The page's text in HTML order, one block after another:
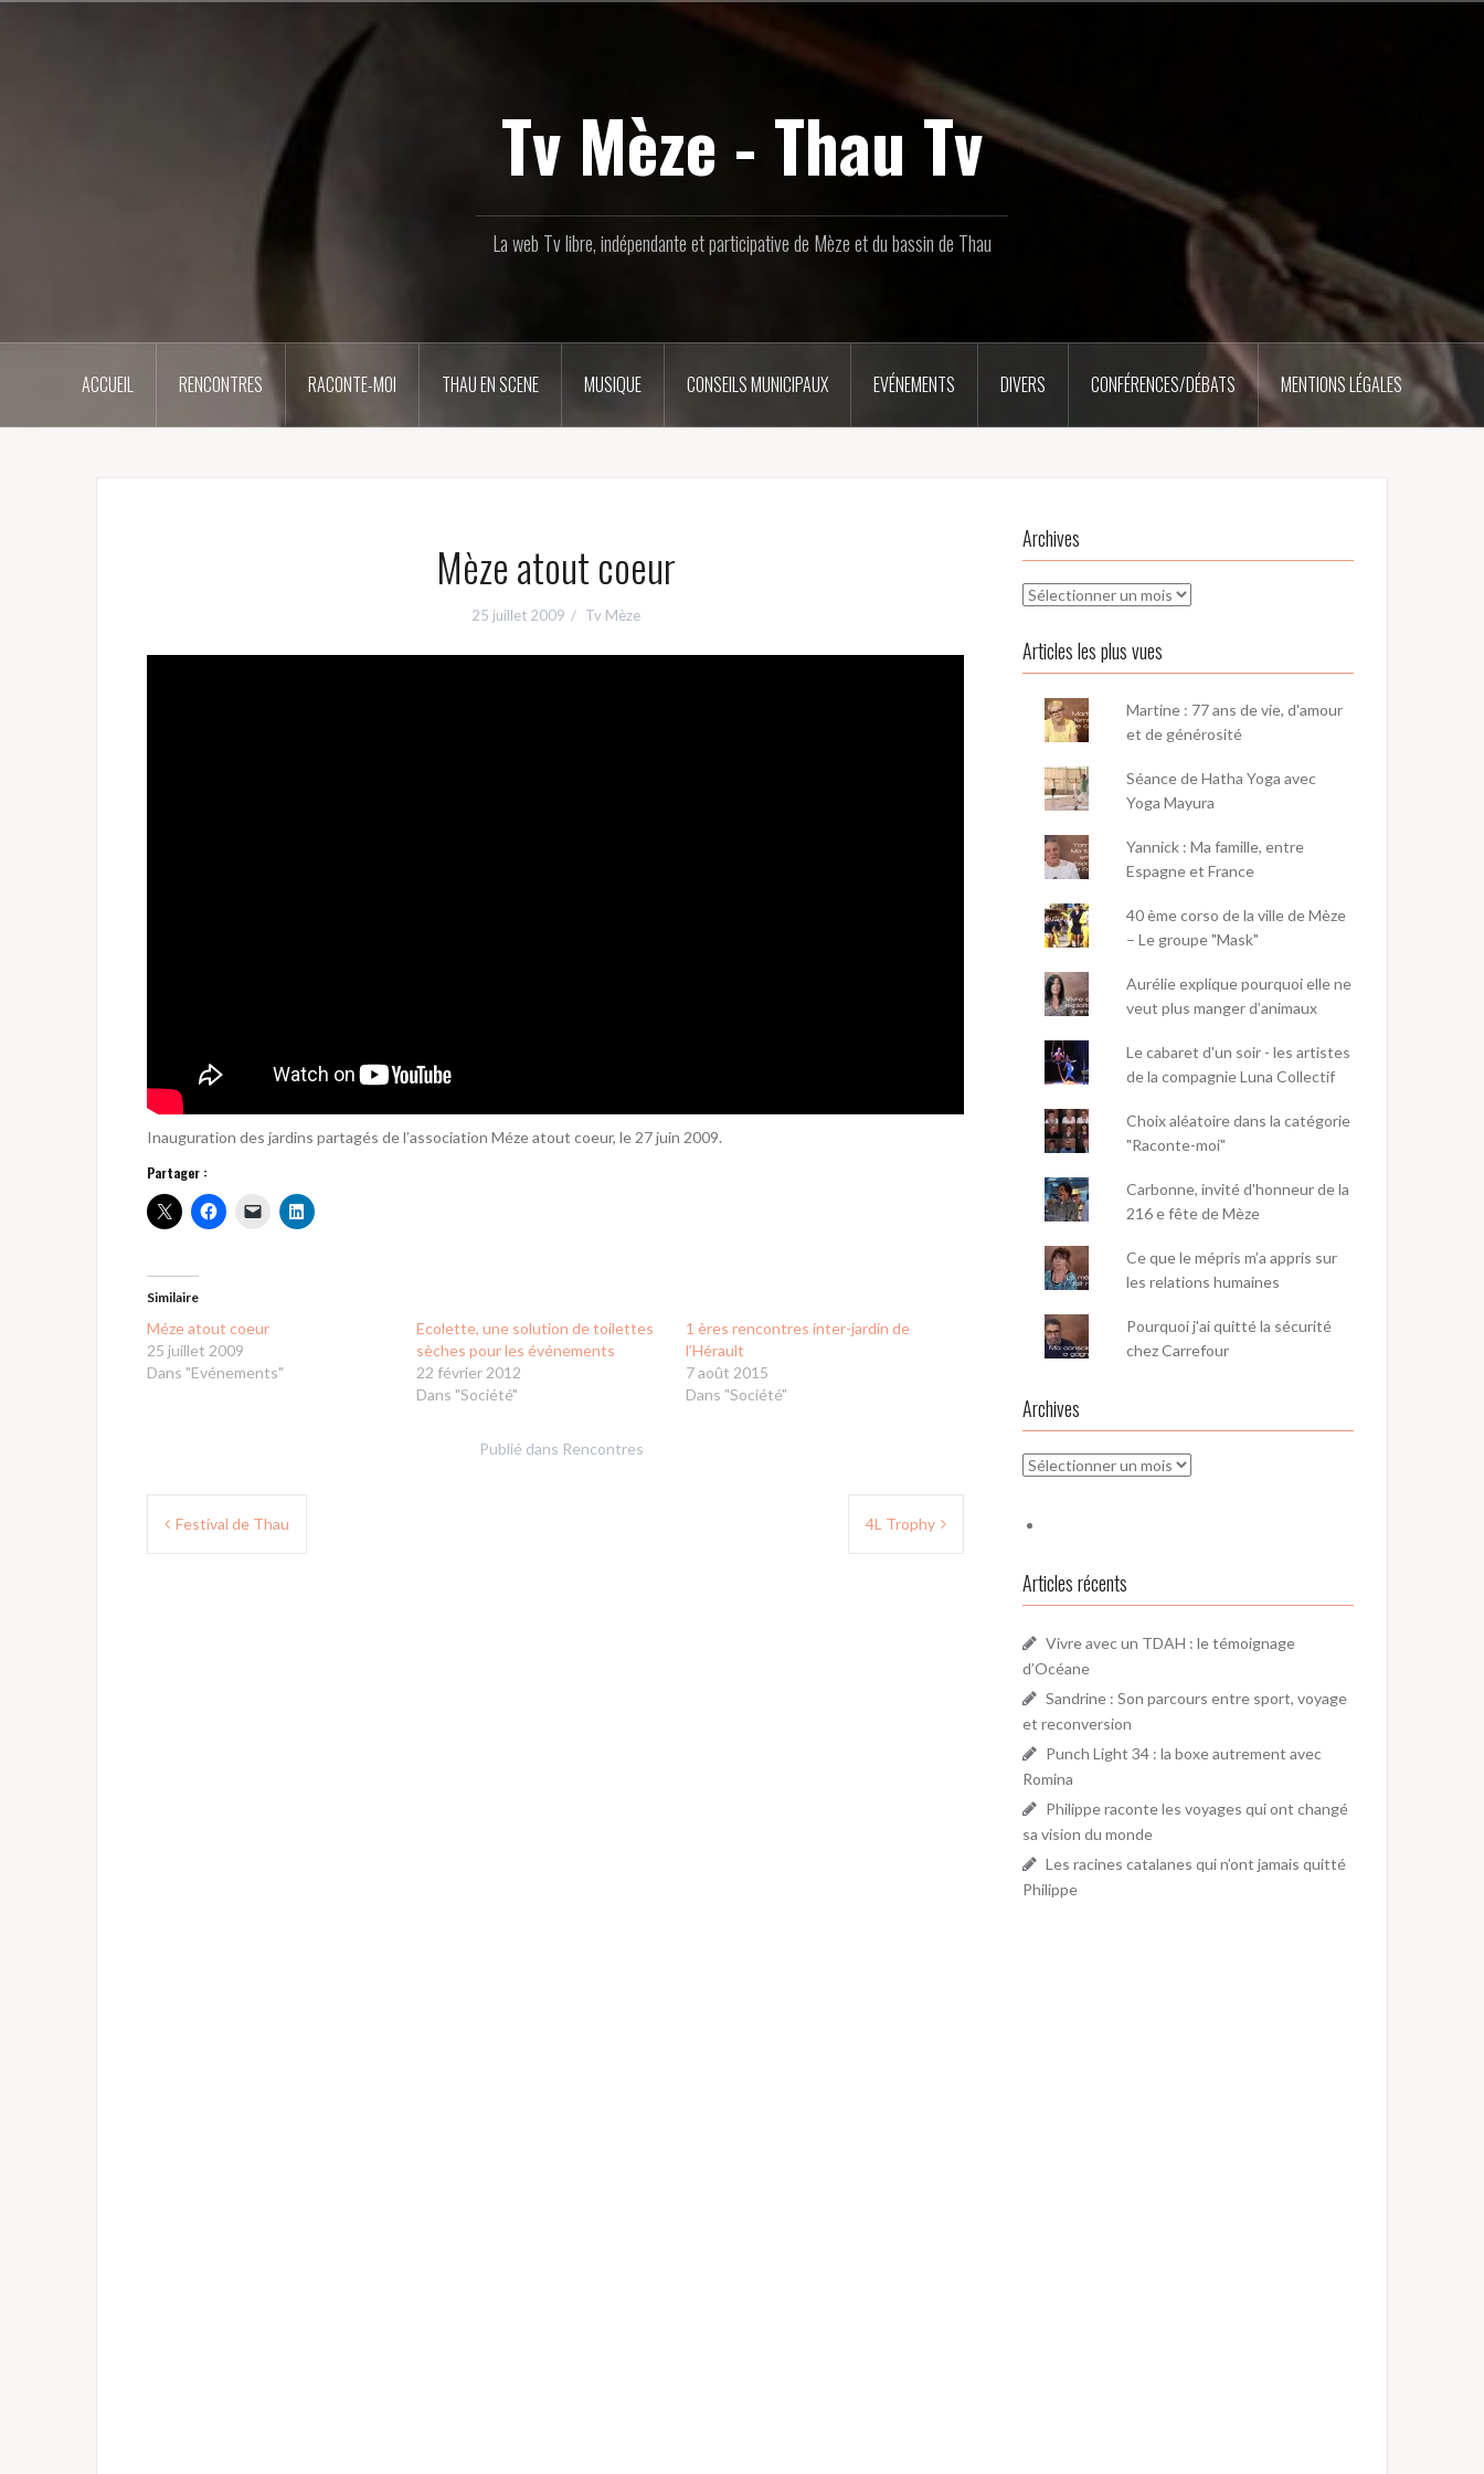
Tv Mèze - Thau Tv
La web Tv libre, indépendante et participative de Mèze et du bassin de Thau
ACCUEIL RENCONTRES RACONTE-MOI THAU EN SCENE MUSIQUE CONSEILS MUNICIPAUX EVÉNEMENTS DIVERS CONFÉRENCES/DÉBATS MENTIONS LÉGALES
Mèze atout coeur
25 juillet 2009 Tv Mèze
Inauguration des jardins partagés de l’association Méze atout coeur, le 27 juin 2009.
Partager :
Similaire
Méze atout coeur
25 juillet 2009
Dans "Evénements"
Ecolette, une solution de toilettes
sèches pour les événements
22 février 2012
Dans "Société"
1 ères rencontres inter-jardin de
l’Hérault
7 août 2015
Dans "Société"
Publié dans Rencontres
Navigation
Festival de Thau 4L Trophy
Archives
Archives
Articles les plus vues
Martine : 77 ans de vie, d'amour
et de générosité
Séance de Hatha Yoga avec
Yoga Mayura
Yannick : Ma famille, entre
Espagne et France
40 ème corso de la ville de Mèze
– Le groupe "Mask"
Aurélie explique pourquoi elle ne
veut plus manger d’animaux
Le cabaret d'un soir - les artistes
de la compagnie Luna Collectif
Choix aléatoire dans la catégorie
"Raconte-moi"
Carbonne, invité d'honneur de la
216 e fête de Mèze
Ce que le mépris m’a appris sur
les relations humaines
Pourquoi j'ai quitté la sécurité
chez Carrefour
Archives
Archives
Articles récents
Vivre avec un TDAH : le témoignage
d’Océane
Sandrine : Son parcours entre sport, voyage
et reconversion
Punch Light 34 : la boxe autrement avec
Romina
Philippe raconte les voyages qui ont changé
sa vision du monde
Les racines catalanes qui n’ont jamais quitté
Philippe